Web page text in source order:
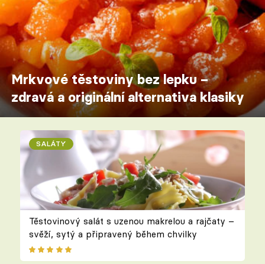
Mrkvové těstoviny bez lepku –
zdravá a originální alternativa klasiky
SALÁTY
Těstovinový salát s uzenou makrelou a rajčaty –
svěží, sytý a připravený během chvilky